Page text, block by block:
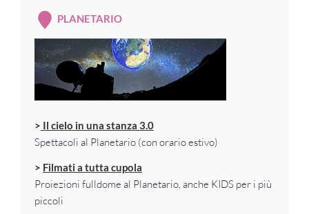
PLANETARIO
> Il cielo in una stanza 3.0
Spettacoli al Planetario (con orario estivo)
> Filmati a tutta cupola
Proiezioni fulldome al Planetario, anche KIDS per i più
piccoli